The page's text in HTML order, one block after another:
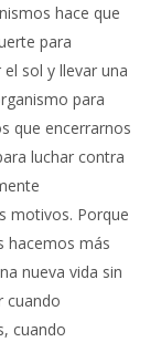
hace que
para
sol y llevar una
para
que encerrarnos
luchar contra
motivos. Porque
hacemos más
nueva vida sin
cuando
cuando